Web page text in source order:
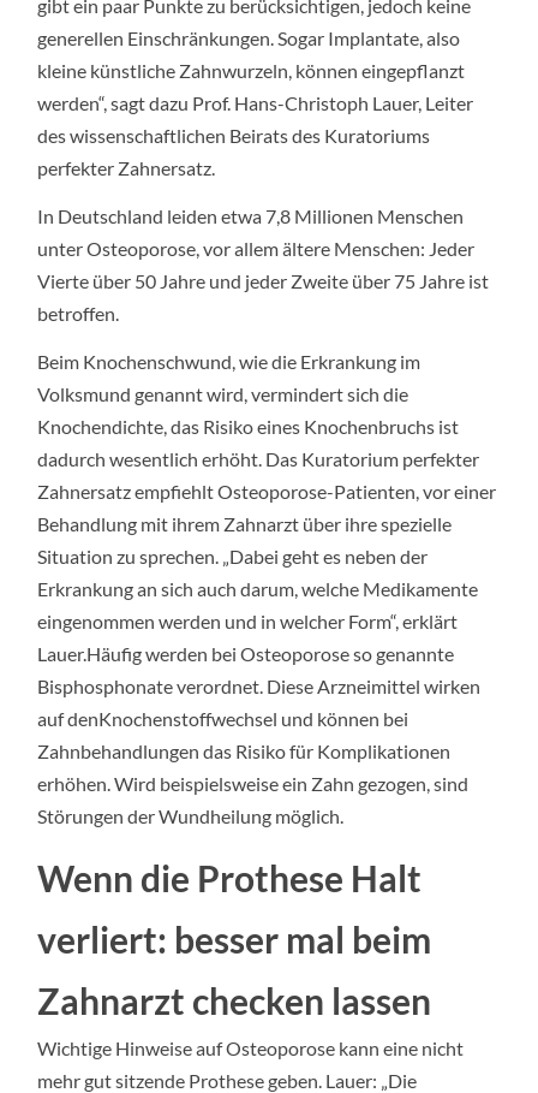
gibt ein paar Punkte zu berücksichtigen, jedoch keine
generellen Einschränkungen. Sogar Implantate, also
kleine künstliche Zahnwurzeln, können eingepflanzt
werden“, sagt dazu Prof. Hans-Christoph Lauer, Leiter
des wissenschaftlichen Beirats des Kuratoriums
perfekter Zahnersatz.
In Deutschland leiden etwa 7,8 Millionen Menschen
unter Osteoporose, vor allem ältere Menschen: Jeder
Vierte über 50 Jahre und jeder Zweite über 75 Jahre ist
betroffen.
Beim Knochenschwund, wie die Erkrankung im
Volksmund genannt wird, vermindert sich die
Knochendichte, das Risiko eines Knochenbruchs ist
dadurch wesentlich erhöht. Das Kuratorium perfekter
Zahnersatz empfiehlt Osteoporose-Patienten, vor einer
Behandlung mit ihrem Zahnarzt über ihre spezielle
Situation zu sprechen. „Dabei geht es neben der
Erkrankung an sich auch darum, welche Medikamente
eingenommen werden und in welcher Form“, erklärt
Lauer.Häufig werden bei Osteoporose so genannte
Bisphosphonate verordnet. Diese Arzneimittel wirken
auf denKnochenstoffwechsel und können bei
Zahnbehandlungen das Risiko für Komplikationen
erhöhen. Wird beispielsweise ein Zahn gezogen, sind
Störungen der Wundheilung möglich.
Wenn die Prothese Halt
verliert: besser mal beim
Zahnarzt checken lassen
Wichtige Hinweise auf Osteoporose kann eine nicht
mehr gut sitzende Prothese geben. Lauer: „Die